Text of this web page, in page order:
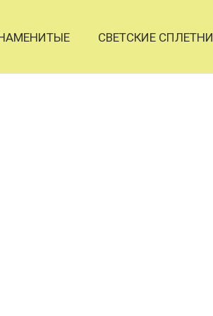
СВЕТСКИЕ СПЛЕТНИ